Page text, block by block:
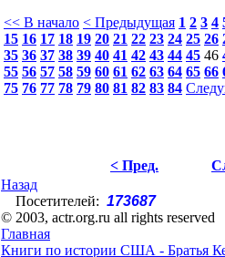
<< В начало < Предыдущая 1 2 3 4
15 16 17 18 19 20 21 22 23 24 25 26
35 36 37 38 39 40 41 42 43 44 45 46
55 56 57 58 59 60 61 62 63 64 65 66
75 76 77 78 79 80 81 82 83 84
< Пред.
Назад
Посетителей: 173687
© 2003, actr.org.ru all rights reserved
Главная
Книги по истории США - Братья